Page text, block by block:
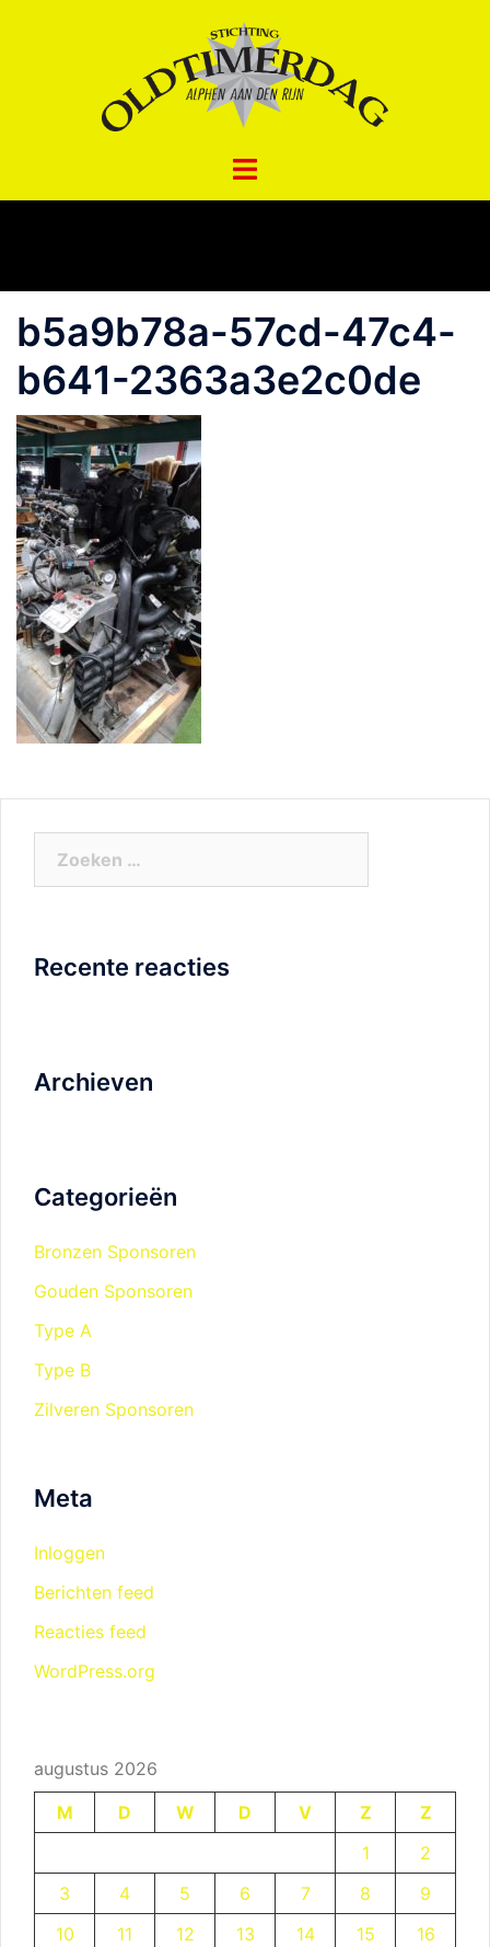
b5a9b78a-57cd-47c4-
b641-2363a3e2c0de
Recente reacties
Archieven
Categorieën
Bronzen Sponsoren
Gouden Sponsoren
Type A
Type B
Zilveren Sponsoren
Meta
Inloggen
Berichten feed
Reacties feed
WordPress.org
augustus 2026
M
D W D V Z
Z
1
2
3
4 5 6 7 8
9
10
11 12 13 14 15
16